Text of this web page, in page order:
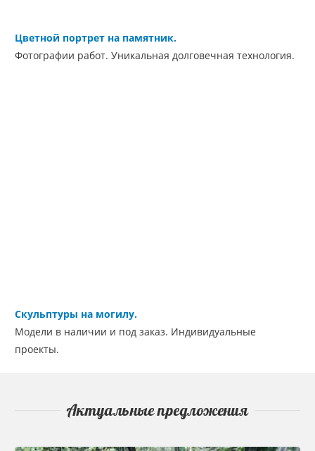
Цветной портрет на памятник.
Фотографии работ. Уникальная долговечная технология.
Скульптуры на могилу.
Модели в наличии и под заказ. Индивидуальные
проекты.
Актуальные предложения